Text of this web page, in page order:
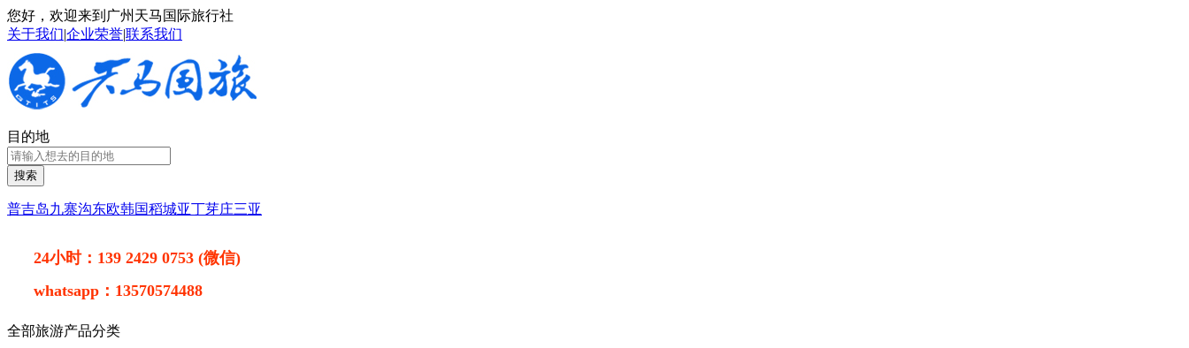
您好，欢迎来到广州天马国际旅行社
关于我们|企业荣誉|联系我们
目的地
搜索
普吉岛九寨沟东欧韩国稻城亚丁芽庄三亚
24小时： 139 2429 0753 (微信)
whatsapp： 13570574488
全部旅游产品分类